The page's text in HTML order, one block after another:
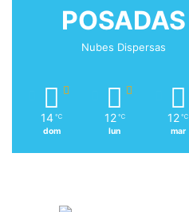
POSADAS
Nubes Dispersas
14 ℃
dom
12 ℃
lun
12 ℃
mar